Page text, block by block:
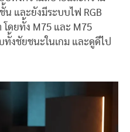
น และยังมีระบบไฟ RGB
โดยทั้ง M75 และ M75
งชัยชนะในเกม และดูดีไป